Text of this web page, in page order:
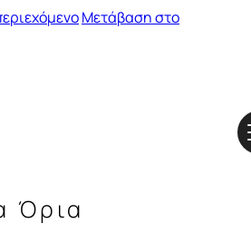
Μετάβαση στο
Όρια